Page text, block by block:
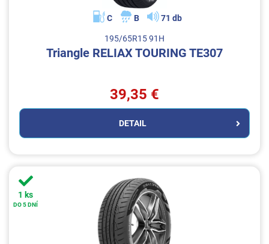
C B 71 db
195/65R15 91H
Triangle RELIAX TOURING TE307
39,35 €
DETAIL
1 ks
DO 5 DNÍ